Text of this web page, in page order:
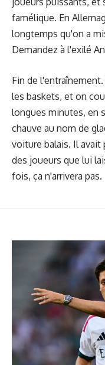
famélique. En
longtemps qu'on a
Demandez à l'exilé
Fin de
les baskets, et on
longues minutes, en
chauve au nom de
voiture balais. Il avait
des joueurs que lui
fois, ça n'arrivera pas.